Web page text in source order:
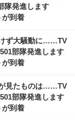
隊発進します
が到着
ず大騒動に……TV
部隊発進します
が到着
見たものは……TV
部隊発進します
が到着